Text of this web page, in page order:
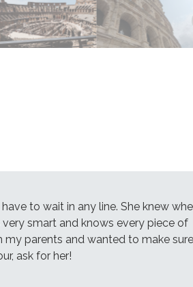
to wait in any line. She knew
smart and knows every piece of
my parents and wanted to make
ask for her!